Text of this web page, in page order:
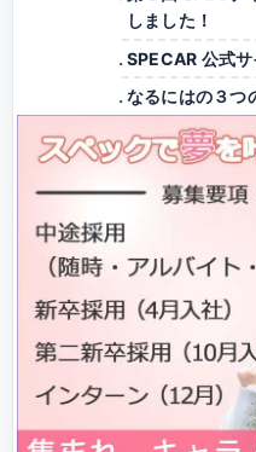
しました！
SPECAR 公式
なるにはの３つ